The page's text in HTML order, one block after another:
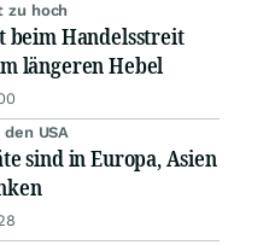
zu hoch
beim Handelsstreit
längeren Hebel
USA
sind in Europa, Asien